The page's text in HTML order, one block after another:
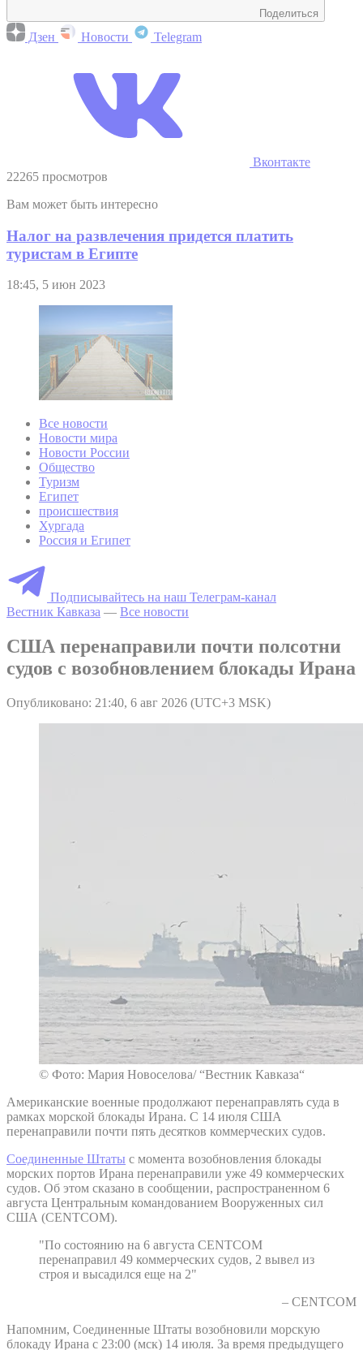
Поделиться
Дзен Новости Telegram
Вконтакте
22265 просмотров
Вам может быть интересно
Налог на развлечения придется платить
туристам в Египте
18:45, 5 июн 2023
Все новости
Новости мира
Новости России
Общество
Туризм
Египет
происшествия
Хургада
Россия и Египет
Подписывайтесь на наш Телеграм-канал
Вестник Кавказа — Все новости
США перенаправили почти полсотни
судов с возобновлением блокады Ирана
Опубликовано: 21:40, 6 авг 2026 (UTC+3 MSK)
© Фото: Мария Новоселова/ “Вестник Кавказа“
Американские военные продолжают перенаправлять суда в
рамках морской блокады Ирана. С 14 июля США
перенаправили почти пять десятков коммерческих судов.
Соединенные Штаты с момента возобновления блокады
морских портов Ирана перенаправили уже 49 коммерческих
судов. Об этом сказано в сообщении, распространенном 6
августа Центральным командованием Вооруженных сил
США (CENTCOM).
"По состоянию на 6 августа CENTCOM
перенаправил 49 коммерческих судов, 2 вывел из
строя и высадился еще на 2"
– CENTCOM
Напомним, Соединенные Штаты возобновили морскую
блокаду Ирана с 23:00 (мск) 14 июля. За время предыдущего